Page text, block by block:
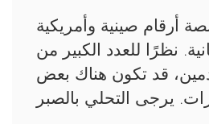
أرقام صينية وأمريكية
نظرًا للعدد الكبير من
قد تكون هناك بعض